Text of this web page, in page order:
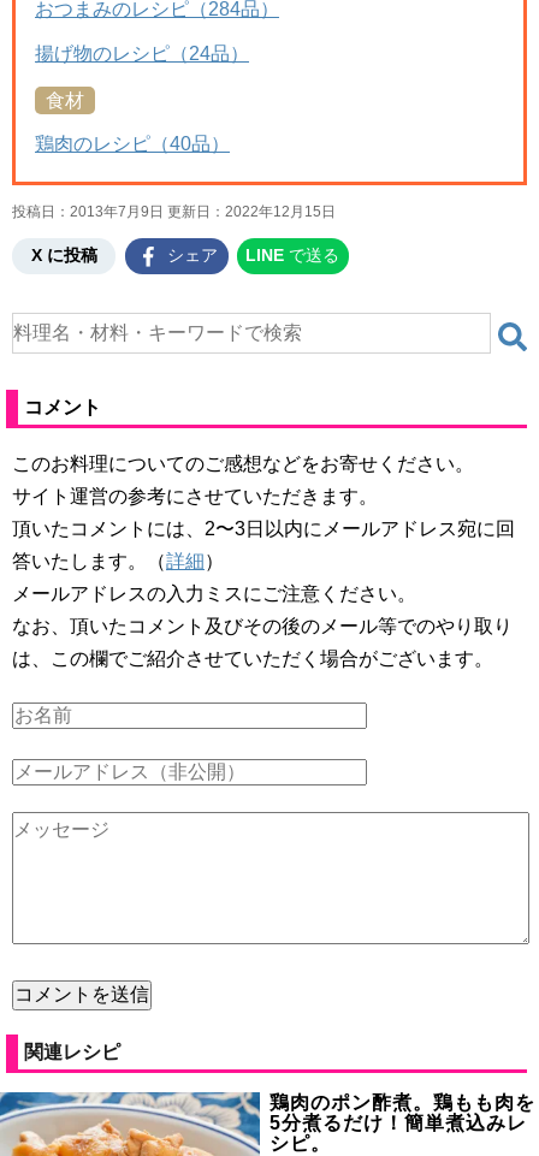
おつまみのレシピ（284品）
揚げ物のレシピ（24品）
食材
鶏肉のレシピ（40品）
投稿日：2013年7月9日 更新日： 2022年12月15日
X に投稿 シェア LINE で送る
コメント
このお料理についてのご感想などをお寄せください。
サイト運営の参考にさせていただきます。
頂いたコメントには、2〜3日以内にメールアドレス宛に回
答いたします。（詳細）
メールアドレスの入力ミスにご注意ください。
なお、頂いたコメント及びその後のメール等でのやり取り
は、この欄でご紹介させていただく場合がございます。
関連レシピ
鶏肉のポン酢煮。鶏もも肉を
5分煮るだけ！簡単煮込みレ
シピ。